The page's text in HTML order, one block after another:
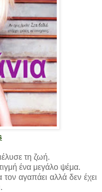
τη ζωή.
ένα μεγάλο ψέμα.
αγαπάει αλλά δεν έχει